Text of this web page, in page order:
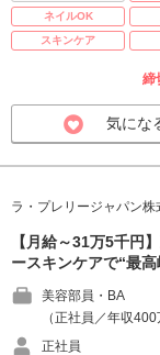
ネイルOK
スキンケア
締
気にな
ラ・プレリージャパン株
【月給～31万5千円
ースキンケアで“最
美容部員・BA
（正社員／年収
正社員